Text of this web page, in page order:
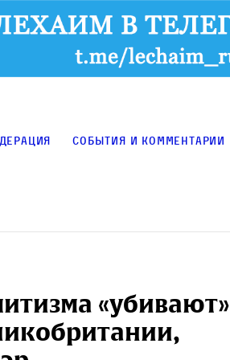
События и комментарии
«убивают»